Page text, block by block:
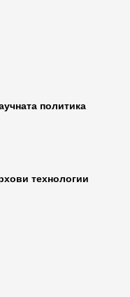
политика
технологии